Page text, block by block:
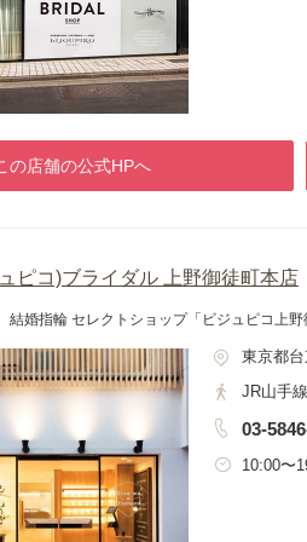
の店舗の公式HPへ
ピコ)ブライダル 上野御徒町本店
結婚指輪 セレクトショップ「ビジュピコ上野
東京都
JR山手
03-
10:00〜